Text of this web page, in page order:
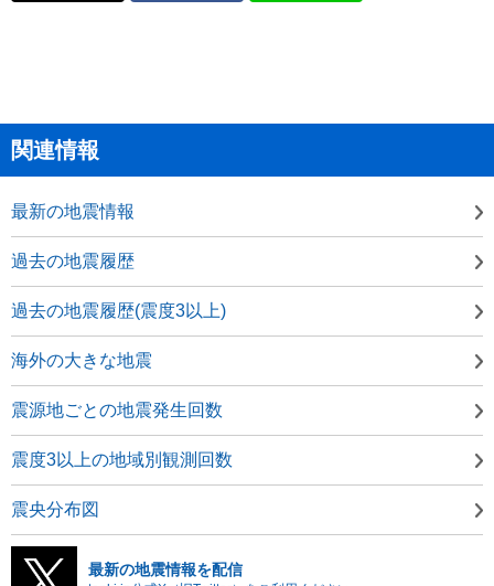
関連情報
最新の地震情報
過去の地震履歴
過去の地震履歴(震度3以上)
海外の大きな地震
震源地ごとの地震発生回数
震度3以上の地域別観測回数
震央分布図
最新の地震情報を配信